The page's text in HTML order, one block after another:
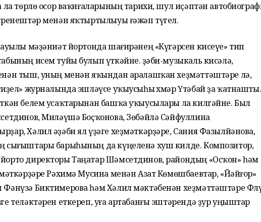
төрлө осор ваҡиғаларының тарихи, шул иҫәптән
менән яҡтыртылыуы ғәжәп түгел.
мәҙәниәт йортонда шағирәнең «Күгәрсен кисеүе» тип
исем туйы булып үткәйне. Әҙәби-музыкаль кисәлә,
тыш, уның менән яҡындан аралашҡан хеҙмәттәштәре лә,
журналында эшләүсе уҡыусыһы Әхмәр Үтәбай ҙа ҡатнашты.
белем усаҡтарынан башҡа уҡыусылары ла килгәйне. Был
Миләүшә Боҫҡонова, Зөбәйлә Сәйфуллина
Хәлил әҙәби ял үҙәге хеҙмәткәрҙәре, Сания Фазылйәнова,
сығыштары барыһының да күңеленә хуш килде. Композитор,
директоры Таңатар Шәмсетдинов, райондың «Осҡон» һәм
Рәхимә Мусина менән Азат Көмөшбаевтар, «Йәйғор»
Биктимерова һәм Хәлил мәктәбенән хеҙмәттәштәре
теләктәрен еткереп, уға артабанғы эштәрендә ҙур уңыштар